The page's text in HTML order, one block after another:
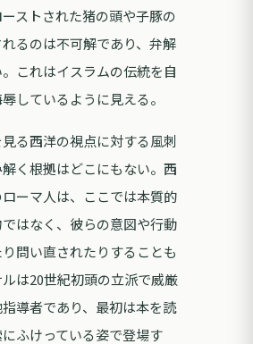
ストされた猪の頭や子豚の
るのは不可解であり、弁解
これはイスラムの伝統を自
しているように見える。
る西洋の視点に対する風刺
く根拠はどこにもない。西
ーマ人は、ここでは本質的
はなく、彼らの意図や行動
問い直されたりすることも
は20世紀初頭の立派で威厳
導者であり、最初は本を読
ふけっている姿で登場す